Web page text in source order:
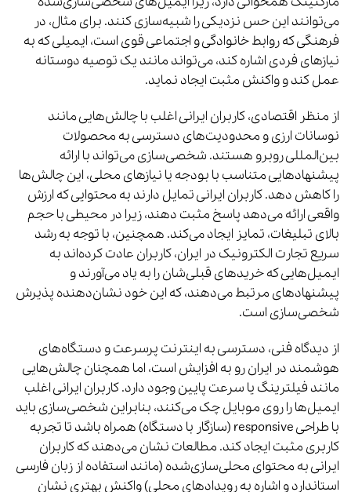
می‌توانند این حس نزدیکی را شبیه‌سازی کنند. برای مثال، در
فرهنگی که روابط خانوادگی و اجتماعی قوی است، ایمیلی که به
نیازهای فردی اشاره کند، می‌تواند مانند یک توصیه دوستانه
عمل کند و واکنش مثبت ایجاد نماید.
از منظر اقتصادی، کاربران ایرانی اغلب با چالش‌هایی مانند
نوسانات ارزی و محدودیت‌های دسترسی به محصولات
بین‌المللی روبرو هستند. شخصی‌سازی می‌تواند با ارائه
پیشنهادهایی متناسب با بودجه یا نیازهای محلی، این چالش‌ها
را کاهش دهد. کاربران ایرانی تمایل دارند به محتوایی که ارزش
واقعی ارائه می‌دهد پاسخ مثبت دهند، زیرا در محیطی با حجم
بالای تبلیغات، تمایز ایجاد می‌کند. همچنین، با توجه به رشد
سریع تجارت الکترونیک در ایران، کاربران عادت کرده‌اند به
ایمیل‌هایی که خریدهای قبلی‌شان را به یاد می‌آورند و
پیشنهادهای مرتبط می‌دهند، که این خود نشان‌دهنده پذیرش
شخصی‌سازی است.
از دیدگاه فنی، دسترسی به اینترنت پرسرعت و دستگاه‌های
هوشمند در ایران رو به افزایش است، اما همچنان چالش‌هایی
مانند فیلترینگ یا سرعت پایین وجود دارد. کاربران ایرانی اغلب
ایمیل‌ها را روی موبایل چک می‌کنند، بنابراین شخصی‌سازی باید
با طراحی responsive (سازگار با دستگاه) همراه باشد تا تجربه
کاربری مثبت ایجاد کند. مطالعات نشان می‌دهند که کاربران
ایرانی به محتوای محلی‌سازی‌شده (مانند استفاده از زبان فارسی
استاندارد و اشاره به رویدادهای محلی) واکنش بهتری نشان